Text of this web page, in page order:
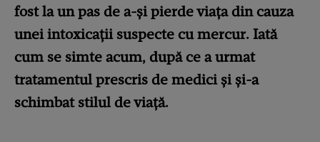
fost la un pas de a-și pierde viața din cauza
unei intoxicații suspecte cu mercur. Iată
cum se simte acum, după ce a urmat
tratamentul prescris de medici și și-a
schimbat stilul de viață.